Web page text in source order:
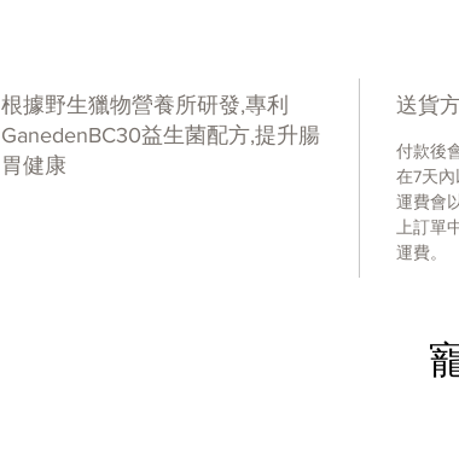
根據野生獵物營養所研發,專利
GanedenBC30益生菌配方,提升腸
胃健康
送貨
付款後
在7天內
運費會
上訂單
運費。